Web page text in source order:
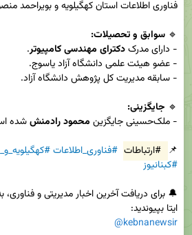
🔹 سوابق و تحصیلات:
- دارای مدرک دکترای مهندسی کامپیوتر
🔹 جایگزینی:
- ملک‌حسینی جایگزین
محمود رادمنش
📌 #ارتباطات #فناوری_اطلاعات
#کبنانیوز
🔔 برای دریافت آخرین اخبار مدیریتی و فناوری،
ایتا بپیوندید:
@kebnanewsir